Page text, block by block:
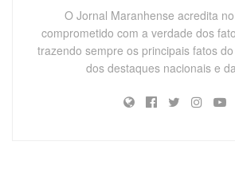
O Jornal Maranhense acredita
comprometido com a verdade dos
trazendo sempre os principais fatos
dos destaques nacionais e